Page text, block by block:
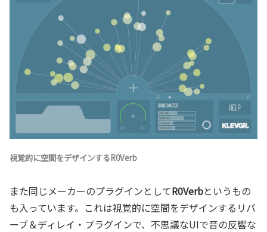
視覚的に空間をデザインするR0Verb
また同じメーカーのプラグインとしてR0Verbというもの
も入っています。これは視覚的に空間をデザインするリバ
ーブ＆ディレイ・プラグインで、不思議なUIで音の反響な